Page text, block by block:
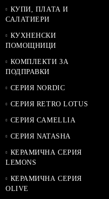
КУПИ, ПЛАТА И
САЛАТИЕРИ
КУХНЕНСКИ
ПОМОЩНИЦИ
КОМПЛЕКТИ ЗА
ПОДПРАВКИ
СЕРИЯ NORDIC
СЕРИЯ RETRO LOTUS
СЕРИЯ CAMELLIA
СЕРИЯ NATASHA
КЕРАМИЧНА СЕРИЯ
LEMONS
КЕРАМИЧНА СЕРИЯ
OLIVE